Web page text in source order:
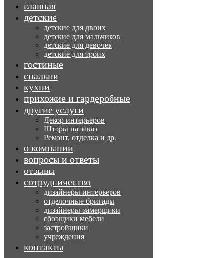
главная
детские
детские для двоих
детские для мальчиков
детские для девочек
детские для троих
гостиные
спальни
кухни
прихожие и гардеробные
другие услуги
Декор интерьеров
Шторы на заказ
Ремонт, отделка и др.
о компании
вопросы и ответы
отзывы
сотрудничество
дизайнеры интерьеров
отделочные бригады
дизайнеры-замерщики
сборщики мебели
застройщики
учреждения
контакты